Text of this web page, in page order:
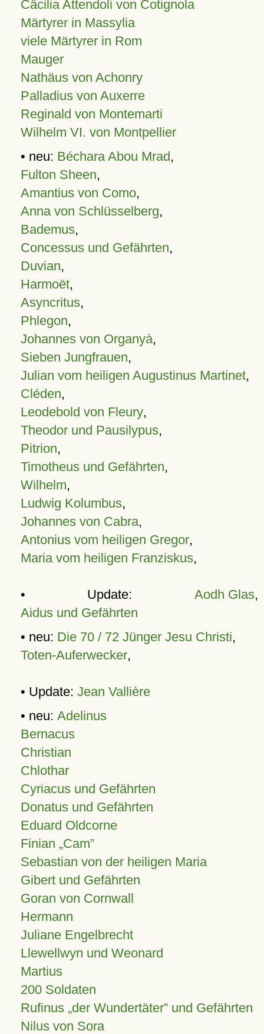
Cäcilia Attendoli von Cotignola
Märtyrer in Massylia
viele Märtyrer in Rom
Mauger
Nathäus von Achonry
Palladius von Auxerre
Reginald von Montemarti
Wilhelm VI. von Montpellier
• neu: Béchara Abou Mrad,
Fulton Sheen,
Amantius von Como,
Anna von Schlüsselberg,
Bademus,
Concessus und Gefährten,
Duvian,
Harmoët,
Asyncritus,
Phlegon,
Johannes von Organyà,
Sieben Jungfrauen,
Julian vom heiligen Augustinus Martinet,
Cléden,
Leodebold von Fleury,
Theodor und Pausilypus,
Pitrion,
Timotheus und Gefährten,
Wilhelm,
Ludwig Kolumbus,
Johannes von Cabra,
Antonius vom heiligen Gregor,
Maria vom heiligen Franziskus,
• Update: Aodh Glas,
Aidus und Gefährten
• neu: Die 70 / 72 Jünger Jesu Christi,
Toten-Auferwecker,
• Update: Jean Vallière
• neu: Adelinus
Bernacus
Christian
Chlothar
Cyriacus und Gefährten
Donatus und Gefährten
Eduard Oldcorne
Finian Cam
Sebastian von der heiligen Maria
Gibert und Gefährten
Goran von Cornwall
Hermann
Juliane Engelbrecht
Llewellwyn und Weonard
Martius
200 Soldaten
Rufinus „der Wundertäter” und Gefährten
Nilus von Sora